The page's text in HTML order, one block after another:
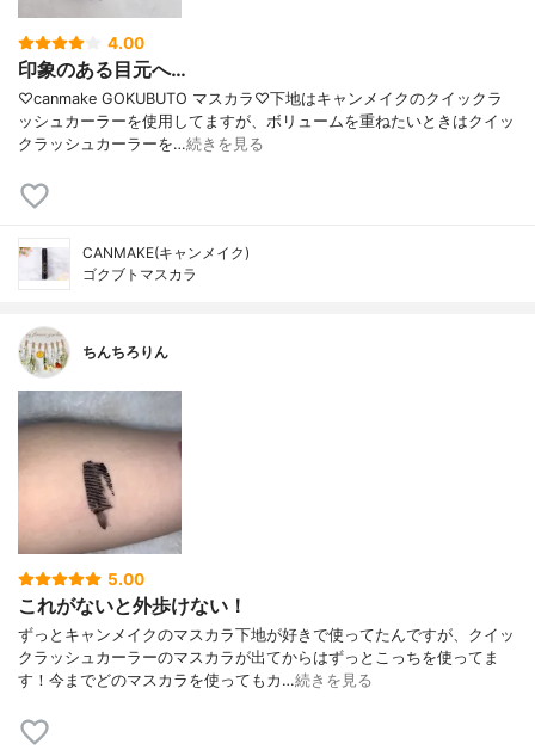
4.00
印象のある目元へ…
♡canmake GOKUBUTO マスカラ♡下地はキャンメイクのクイックラ
ッシュカーラーを使用してますが、ボリュームを重ねたいときはクイッ
クラッシュカーラーを…続きを見る
CANMAKE(キャンメイク)
ゴクブトマスカラ
ちんちろりん
5.00
これがないと外歩けない！
ずっとキャンメイクのマスカラ下地が好きで使ってたんですが、クイッ
クラッシュカーラーのマスカラが出てからはずっとこっちを使ってま
す！今までどのマスカラを使ってもカ…続きを見る